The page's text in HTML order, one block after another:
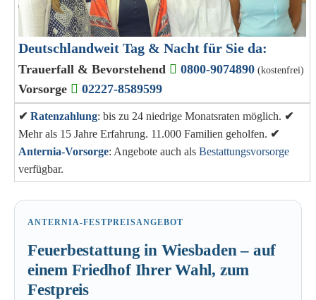
Deutschlandweit Tag & Nacht für Sie da:
Trauerfall & Bevorstehend 0800-9074890 (kostenfrei)
Vorsorge 02227-8589599
✔ Ratenzahlung: bis zu 24 niedrige Monatsraten möglich. ✔
Mehr als 15 Jahre Erfahrung. 11.000 Familien geholfen. ✔
Anternia-Vorsorge: Angebote auch als Bestattungsvorsorge
verfügbar.
ANTERNIA-FESTPREISANGEBOT
Feuerbestattung in Wiesbaden – auf
einem Friedhof Ihrer Wahl, zum
Festpreis